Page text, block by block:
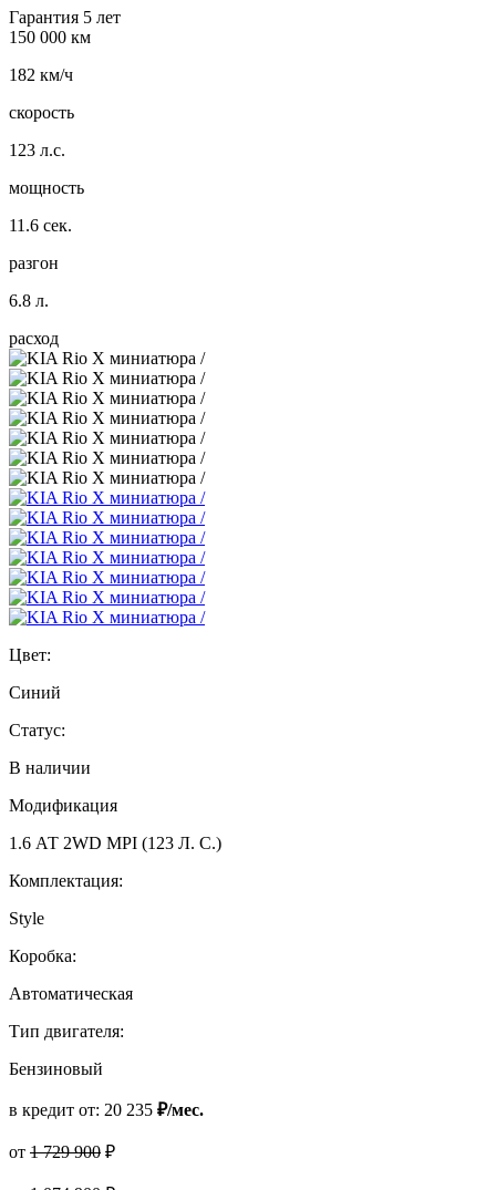
Гарантия 5 лет
150 000 км
182 км/ч
скорость
123 л.с.
мощность
11.6 сек.
разгон
6.8 л.
расход
Цвет:
Синий
Статус:
В наличии
Модификация
1.6 АТ 2WD MPI (123 Л. C.)
Комплектация:
Style
Коробка:
Автоматическая
Тип двигателя:
Бензиновый
в кредит от: 20 235 ₽/мес.
от 1 729 900 ₽